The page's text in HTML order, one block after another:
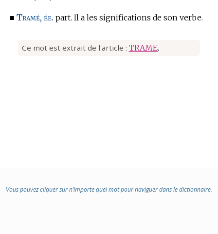
■ Tramé, ée. part. Il a les significations de son verbe.
Ce mot est extrait de l'article : TRAME.
Vous pouvez cliquer sur n’importe quel mot pour naviguer dans le dictionnaire.